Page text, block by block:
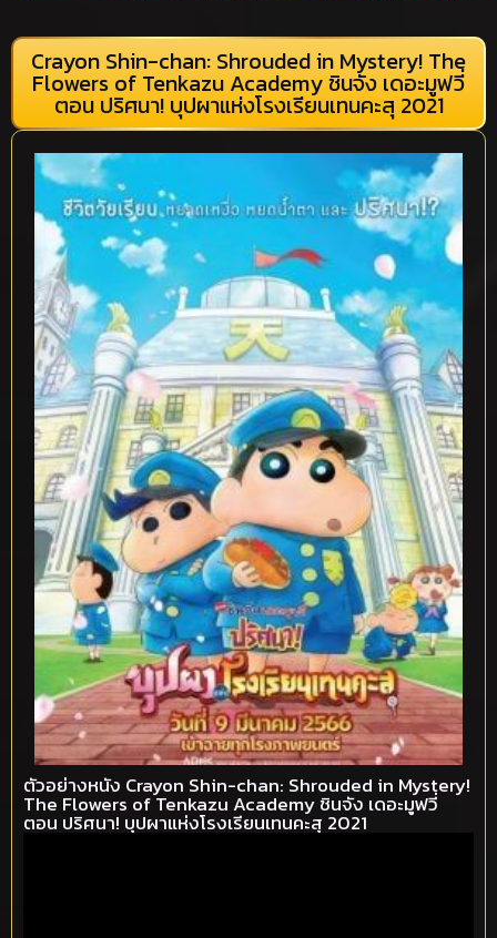
Crayon Shin-chan: Shrouded in Mystery! The
Flowers of Tenkazu Academy ชินจัง เดอะมูฟวี่
ตอน ปริศนา! บุปผาแห่งโรงเรียนเทนคะสุ 2021
ตัวอย่างหนัง Crayon Shin-chan: Shrouded in Mystery!
The Flowers of Tenkazu Academy ชินจัง เดอะมูฟวี่
ตอน ปริศนา! บุปผาแห่งโรงเรียนเทนคะสุ 2021